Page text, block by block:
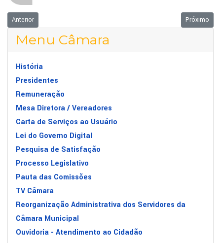
Artigo anterior: Comunicado - 29/06/2026
Anterior Próximo
Próximo
Menu Câmara
História
Presidentes
Remuneração
Mesa Diretora / Vereadores
Carta de Serviços ao Usuário
Lei do Governo Digital
Pesquisa de Satisfação
Processo Legislativo
Pauta das Comissões
TV Câmara
Reorganização Administrativa dos Servidores da
Câmara Municipal
Ouvidoria - Atendimento ao Cidadão